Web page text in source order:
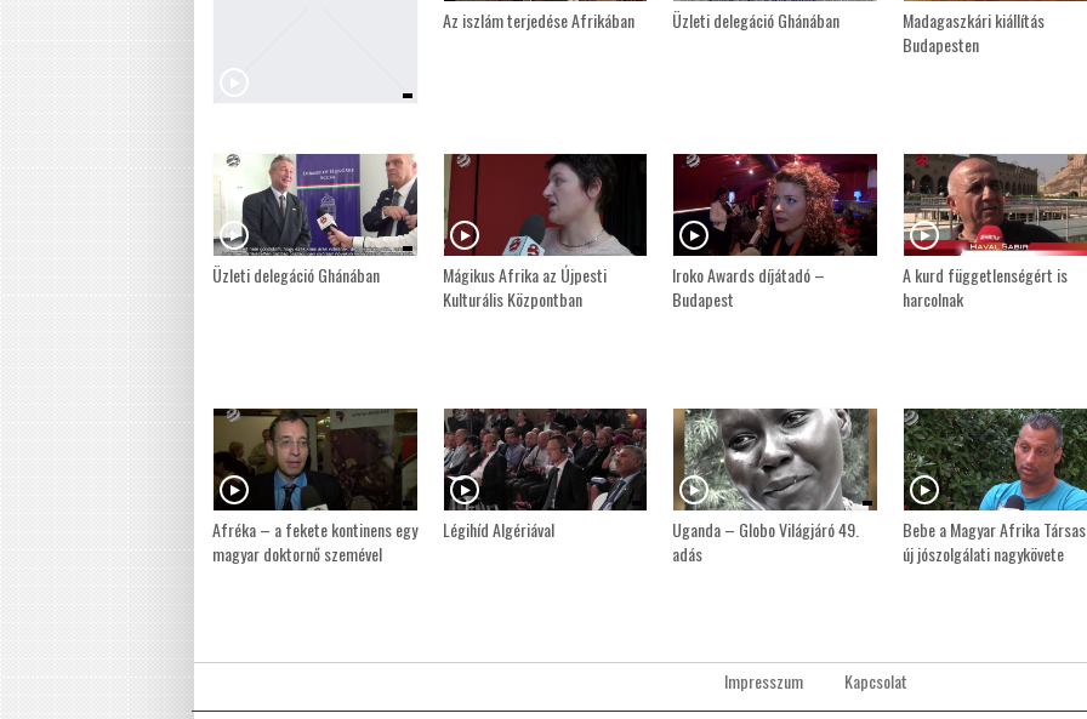
Az iszlám terjedése Afrikában Üzleti delegáció Ghánában
Madagaszkári kiállítás
Budapesten
Üzleti delegáció Ghánában
Mágikus Afrika az Újpesti
Kulturális Központban
Iroko Awards díjátadó –
Budapest
A kurd függetlenségért is
harcolnak
Afréka – a fekete kontinens egy
magyar doktornő szemével
Légihíd Algériával
Uganda – Globo Világjáró 49.
adás
Bebe a Magyar Afrika
új jószolgálati nagykövete
Impresszum Kapcsolat